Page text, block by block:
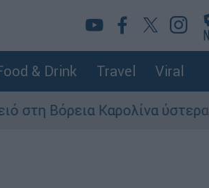
& Drink Travel Viral
Καρολίνα ύστερα από